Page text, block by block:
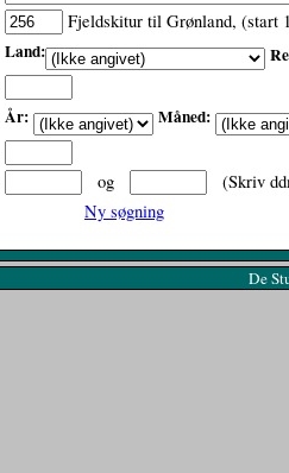
Fjeldskitur til Grønland, (start
Land:
År: Måned:
og
(Skriv
Ny søgning
De